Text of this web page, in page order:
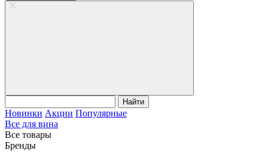
Найти
Новинки Акции Популярные
Все для вина
Все товары
Бренды